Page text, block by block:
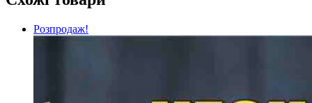
Розпродаж!